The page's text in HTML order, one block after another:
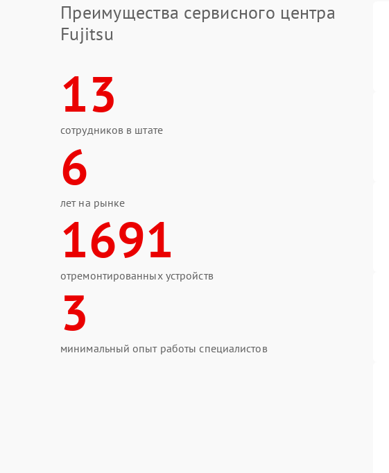
Преимущества сервисного центра
Fujitsu
13
сотрудников в штате
6
лет на рынке
1691
отремонтированных устройств
3
минимальный опыт работы специалистов